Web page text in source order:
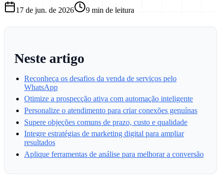
17 de jun. de 2026 9 min de leitura
Neste artigo
Reconheça os desafios da venda de serviços pelo
WhatsApp
Otimize a prospecção ativa com automação inteligente
Personalize o atendimento para criar conexões genuínas
Supere objeções comuns de prazo, custo e qualidade
Integre estratégias de marketing digital para ampliar
resultados
Aplique ferramentas de análise para melhorar a conversão